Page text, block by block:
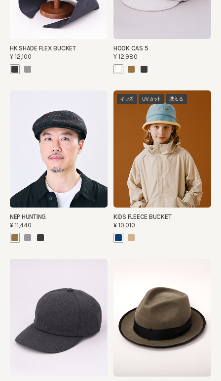
HK SHADE FLEX BUCKET
¥12,100
HOOK CAS 5
¥12,980
NEP HUNTING
¥11,440
キッズ UVカット 洗える
KIDS FLEECE BUCKET
¥10,010